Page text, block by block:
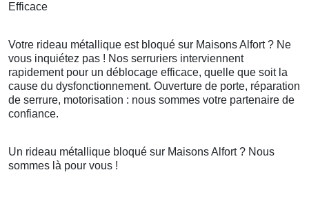
Efficace
Votre rideau métallique est bloqué sur Maisons Alfort ? Ne
vous inquiétez pas ! Nos serruriers interviennent
rapidement pour un déblocage efficace, quelle que soit la
cause du dysfonctionnement. Ouverture de porte, réparation
de serrure, motorisation : nous sommes votre partenaire de
confiance.
Un rideau métallique bloqué sur Maisons Alfort ? Nous
sommes là pour vous !